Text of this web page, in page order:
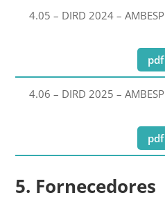
4.05 – DIRD 2024 – AMBESP
pdf
4.06 – DIRD 2025 – AMBESP
pdf
5. Fornecedores